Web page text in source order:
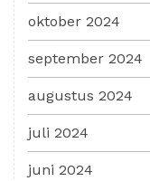
oktober 2024
september 2024
augustus 2024
juli 2024
juni 2024